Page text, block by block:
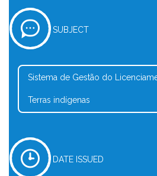
SUBJECT
Sistema de Gestão do
Terras indígenas
DATE ISSUED